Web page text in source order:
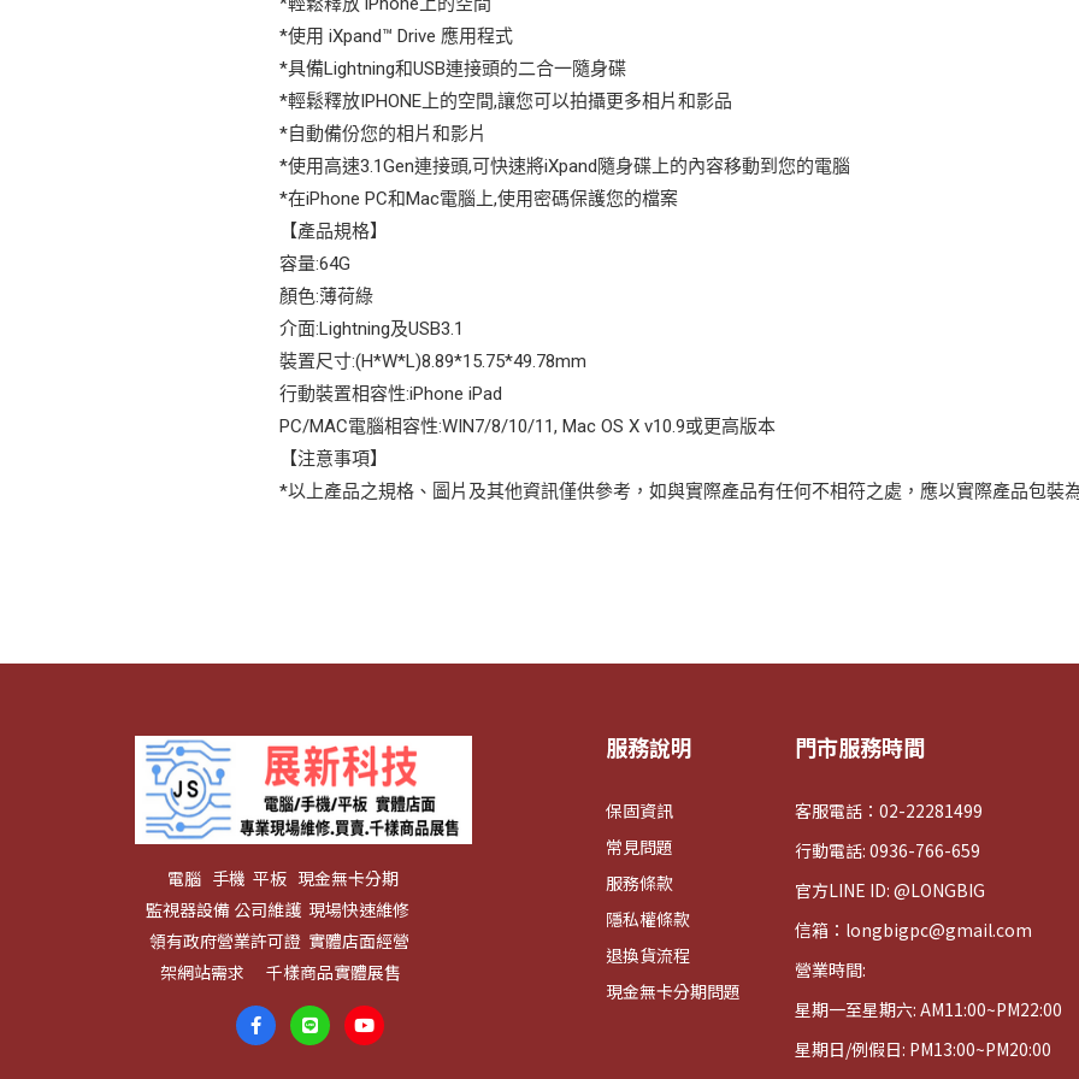
*使用 iXpand™ Drive 應用程式
*具備Lightning和USB連接頭的二合一隨身碟
*輕鬆釋放IPHONE上的空間,讓您可以拍攝更多相片和影品
*自動備份您的相片和影片
*使用高速3.1Gen連接頭,可快速將iXpand隨身碟上的內容移動到您的電腦
*在iPhone PC和Mac電腦上,使用密碼保護您的檔案
【產品規格】
容量:64G
顏色:薄荷綠
介面:Lightning及USB3.1
裝置尺寸:(H*W*L)8.89*15.75*49.78mm
行動裝置相容性:iPhone iPad
PC/MAC電腦相容性:WIN7/8/10/11, Mac OS X v10.9或更高版本
【注意事項】
*以上產品之規格、圖片及其他資訊僅供參考，如與實際產品有任何不相符之處，應以實際產品包裝
電腦 手機 平板 現金無卡分期
監視器設備 公司維護 現場快速維修
領有政府營業許可證 實體店面經營
架網站需求 千樣商品實體展售
服務說明
保固資訊
常見問題
服務條款
隱私權條款
退換貨流程
現金無卡分期問題
門市服務時間
客服電話：02-22281499
行動電話: 0936-766-659
官方LINE ID: @LONGBIG
信箱：longbigpc@gmail.com
營業時間:
星期一至星期六: AM11:00~PM22:00
星期日/例假日: PM13:00~PM20:00